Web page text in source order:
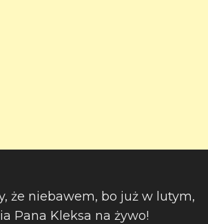
że niebawem, bo już w lutym,
Pana Kleksa na żywo!